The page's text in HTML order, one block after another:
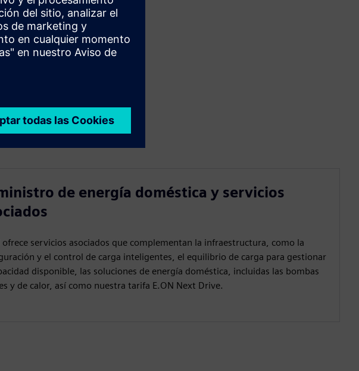
que los
a las
de energía doméstica y servicios
ofrece servicios asociados que complementan la infraestructura, como la
y el control de carga inteligentes, el equilibrio de carga para gestionar
disponible, las soluciones de energía doméstica, incluidas las bombas
y de calor, así como nuestra tarifa E.ON Next Drive.